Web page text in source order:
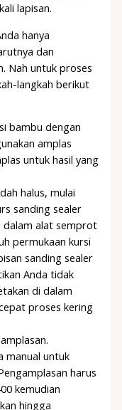
lapisan.
hanya
dan
Nah untuk proses
langkah berikut
bambu dengan
amplas
untuk hasil yang
halus, mulai
sanding sealer
dalam alat semprot
permukaan kursi
sanding sealer
Anda tidak
di dalam
proses kering
manual untuk
harus
kemudian
hingga